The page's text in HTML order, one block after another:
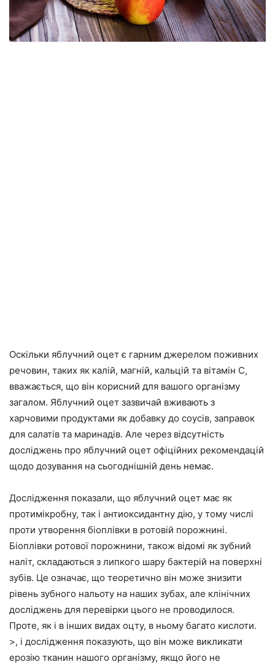
Оскільки яблучний оцет є гарним джерелом поживних
речовин, таких як калій, магній, кальцій та вітамін С,
вважається, що він корисний для вашого організму
загалом. Яблучний оцет зазвичай вживають з
харчовими продуктами як добавку до соусів, заправок
для салатів та маринадів. Але через відсутність
досліджень про яблучний оцет офіційних рекомендацій
щодо дозування на сьогоднішній день немає.
Дослідження показали, що яблучний оцет має як
протимікробну, так і антиоксидантну дію, у тому числі
проти утворення біоплівки в ротовій порожнині.
Біоплівки ротової порожнини, також відомі як зубний
наліт, складаються з липкого шару бактерій на поверхні
зубів. Це означає, що теоретично він може знизити
рівень зубного нальоту на наших зубах, але клінічних
досліджень для перевірки цього не проводилося.
Проте, як і в інших видах оцту, в ньому багато кислоти.
>, і дослідження показують, що він може викликати
ерозію тканин нашого організму, якщо його не